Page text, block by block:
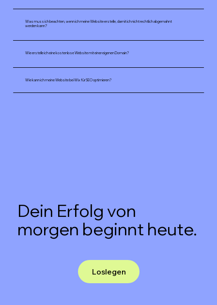
Was muss ich beachten, wenn ich meine Website erstelle, damit ich nicht rechtlich abgemahnt
werden kann?
Wie erstelle ich eine kostenlose Website mit einer eigenen Domain?
Wie kann ich meine Website bei Wix für SEO optimieren?
Dein Erfolg von
morgen beginnt heute.
Loslegen